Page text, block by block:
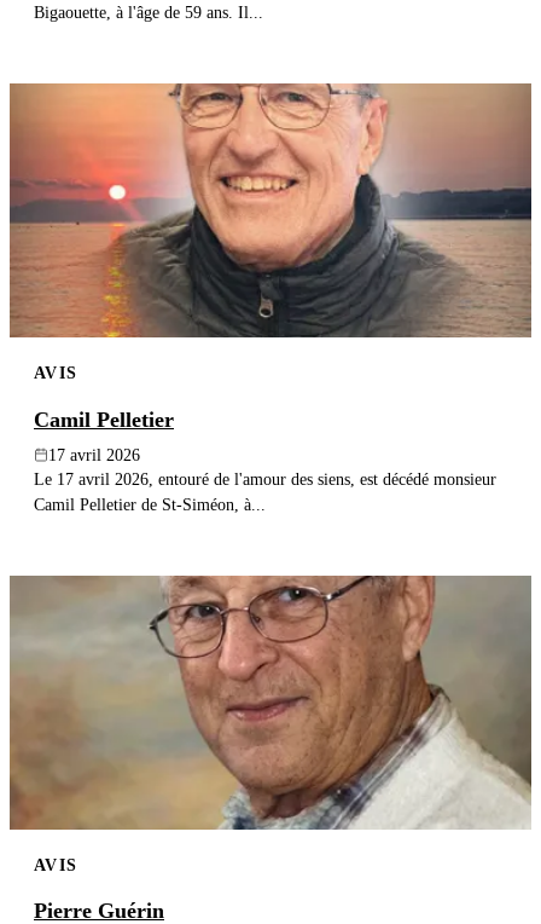
Bigaouette, à l'âge de 59 ans. Il...
AVIS
Camil Pelletier
17 avril 2026
Le 17 avril 2026, entouré de l'amour des siens, est décédé monsieur
Camil Pelletier de St-Siméon, à...
AVIS
Pierre Guérin